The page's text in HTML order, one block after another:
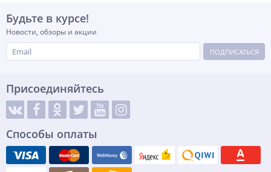
Будьте в курсе!
Новости, обзоры и акции
ПОДПИСАТЬСЯ
Присоединяйтесь
Способы оплаты